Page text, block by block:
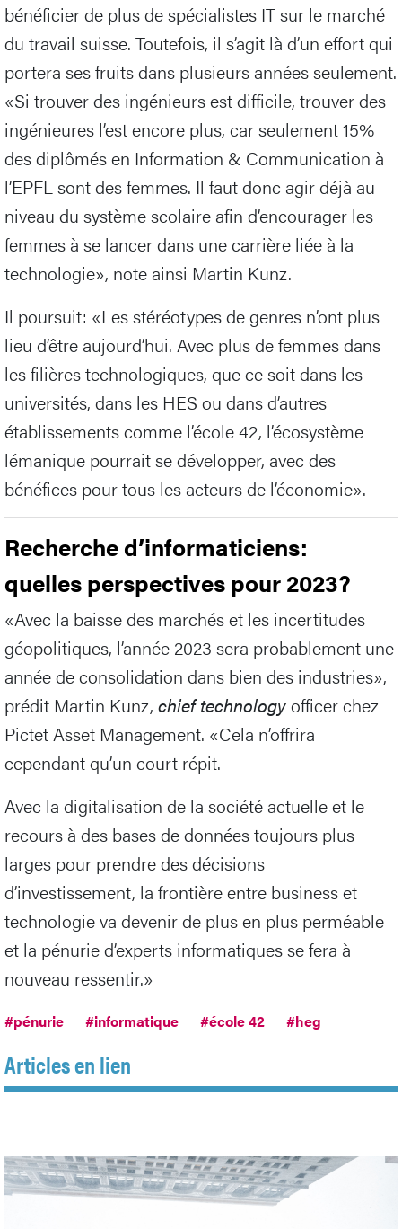
bénéficier de plus de spécialistes IT sur le marché
du travail suisse. Toutefois, il s’agit là d’un effort qui
portera ses fruits dans plusieurs années seulement.
«Si trouver des ingénieurs est difficile, trouver des
ingénieures l’est encore plus, car seulement 15%
des diplômés en Information & Communication à
l’EPFL sont des femmes. Il faut donc agir déjà au
niveau du système scolaire afin d’encourager les
femmes à se lancer dans une carrière liée à la
technologie», note ainsi Martin Kunz.
Il poursuit: «Les stéréotypes de genres n’ont plus
lieu d’être aujourd’hui. Avec plus de femmes dans
les filières technologiques, que ce soit dans les
universités, dans les HES ou dans d’autres
établissements comme l’école 42, l’écosystème
lémanique pourrait se développer, avec des
bénéfices pour tous les acteurs de l’économie».
Recherche d’informaticiens:
quelles perspectives pour 2023?
«Avec la baisse des marchés et les incertitudes
géopolitiques, l’année 2023 sera probablement une
année de consolidation dans bien des industries»,
prédit Martin Kunz, chief technologyofficer chez
Pictet Asset Management. «Cela n’offrira
cependant qu’un court répit.
Avec la digitalisation de la société actuelle et le
recours à des bases de données toujours plus
larges pour prendre des décisions
d’investissement, la frontière entre business et
technologie va devenir de plus en plus perméable
et la pénurie d’experts informatiques se fera à
nouveau ressentir.»
#pénurie #informatique #école 42 #heg
Articles en lien